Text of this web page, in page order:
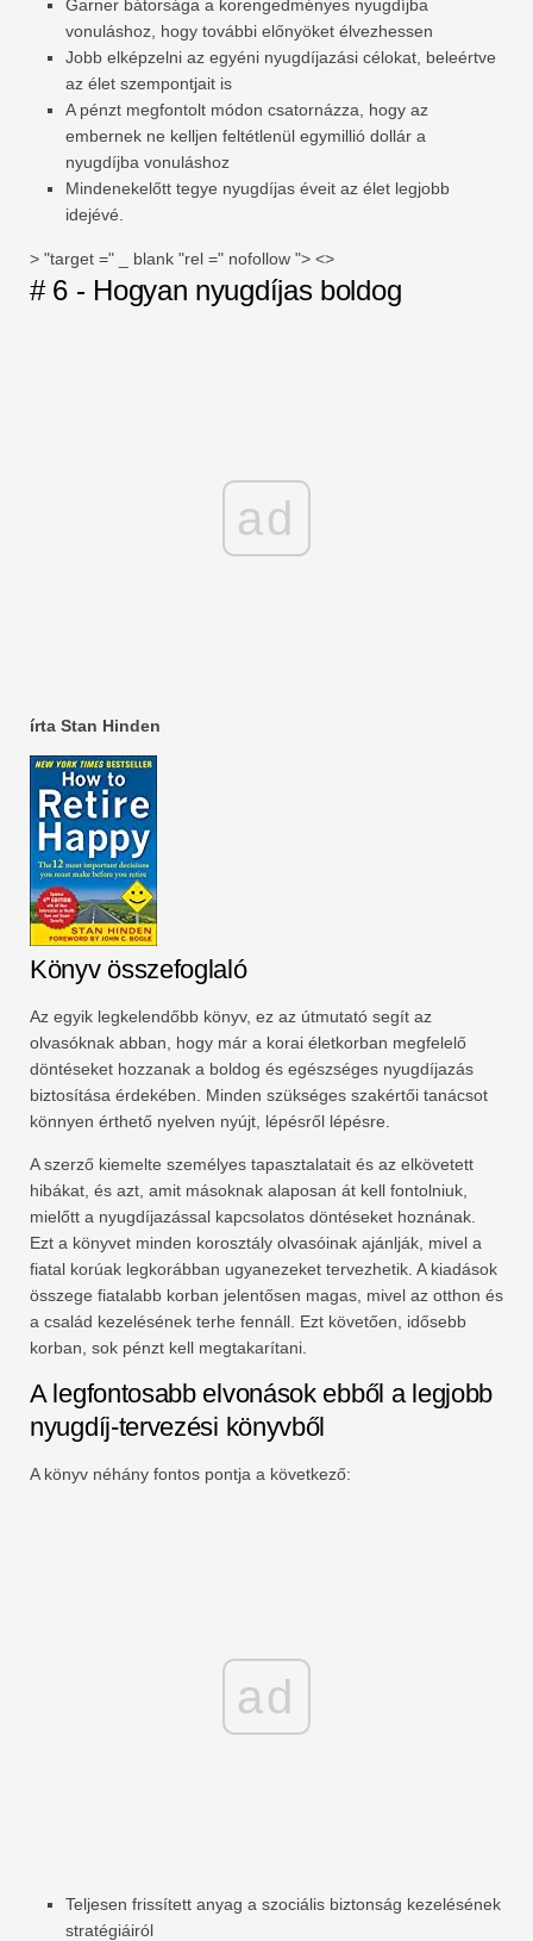
Garner bátorsága a korengedményes nyugdíjba
vonuláshoz, hogy további előnyöket élvezhessen
Jobb elképzelni az egyéni nyugdíjazási célokat, beleértve
az élet szempontjait is
A pénzt megfontolt módon csatornázza, hogy az
embernek ne kelljen feltétlenül egymillió dollár a
nyugdíjba vonuláshoz
Mindenekelőtt tegye nyugdíjas éveit az élet legjobb
idejévé.
> "target =" _ blank "rel =" nofollow "> <>
# 6 - Hogyan nyugdíjas boldog
ad
írta Stan Hinden
Könyv összefoglaló
Az egyik legkelendőbb könyv, ez az útmutató segít az
olvasóknak abban, hogy már a korai életkorban megfelelő
döntéseket hozzanak a boldog és egészséges nyugdíjazás
biztosítása érdekében. Minden szükséges szakértői tanácsot
könnyen érthető nyelven nyújt, lépésről lépésre.
A szerző kiemelte személyes tapasztalatait és az elkövetett
hibákat, és azt, amit másoknak alaposan át kell fontolniuk,
mielőtt a nyugdíjazással kapcsolatos döntéseket hoznának.
Ezt a könyvet minden korosztály olvasóinak ajánlják, mivel a
fiatal korúak legkorábban ugyanezeket tervezhetik. A kiadások
összege fiatalabb korban jelentősen magas, mivel az otthon és
a család kezelésének terhe fennáll. Ezt követően, idősebb
korban, sok pénzt kell megtakarítani.
A legfontosabb elvonások ebből a legjobb
nyugdíj-tervezési könyvből
A könyv néhány fontos pontja a következő:
ad
Teljesen frissített anyag a szociális biztonság kezelésének
stratégiáiról